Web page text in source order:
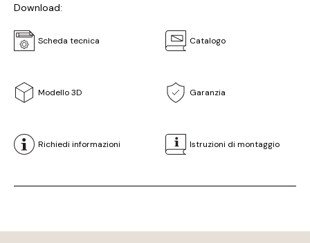
Download:
Scheda tecnica Catalogo
Modello 3D Garanzia
Richiedi informazioni Istruzioni di montaggio